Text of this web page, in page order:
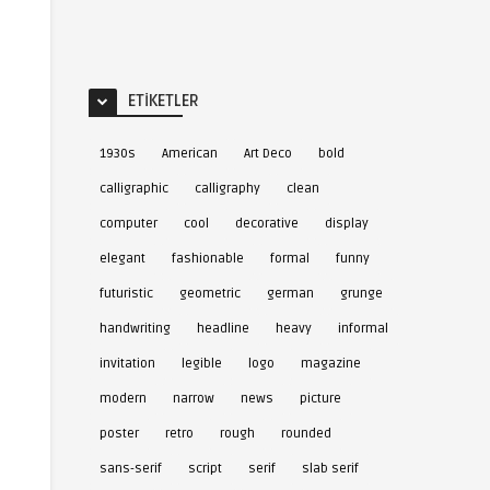
ETIKETLER
1930s American Art Deco bold
calligraphic calligraphy clean
computer cool decorative display
elegant fashionable formal funny
futuristic geometric german grunge
handwriting headline heavy informal
invitation legible logo magazine
modern narrow news picture
poster retro rough rounded
sans-serif script serif slab serif